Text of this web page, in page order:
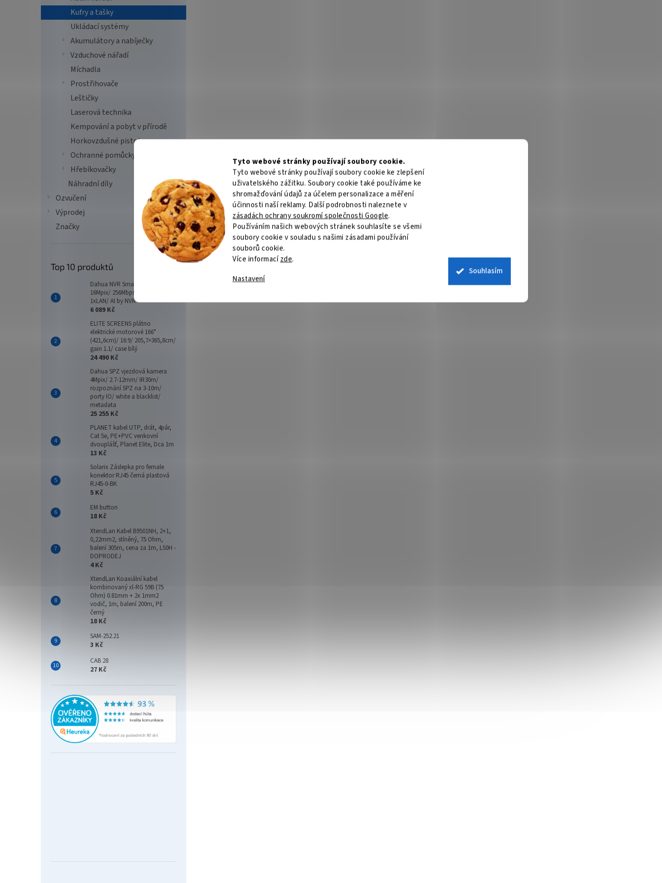
Tyto webové stránky používají soubory cookie.
Tyto webové stránky používají soubory cookie ke zlepšení
uživatelského zážitku. Soubory cookie také používáme ke
shromažďování údajů za účelem personalizace a měření
účinnosti naší reklamy. Další podrobnosti naleznete v
zásadách ochrany soukromí společnosti Google.
Používáním našich webových stránek souhlasíte se všemi
soubory cookie v souladu s našimi zásadami používání
souborů cookie.
Více informacízde.
Nastavení
Souhlasím
Kufry a tašky
Ukládací systémy
Akumulátory a nabíječky
Vzduchové nářadí
Míchadla
Prostřihovače
Leštičky
Laserová technika
Kempování a pobyt v přírodě
Horkovzdušné pistole
Ochranné pomůcky
Hřebíkovačky
Náhradní díly
Ozvučení
Výprodej
Značky
Top 10 produktů
Dahua NVR Smart 16xIP/
16Mpix/ 256Mbps/ 2xHDD/
1xLAN/ AI by NVR
6 089 Kč
ELITE SCREENS plátno
elektrické motorové 166"
(421,6cm)/ 16:9/ 205,7×365,8cm/
gain 1.1/ case bílý
24 490 Kč
Dahua SPZ vjezdová kamera
4Mpix/ 2.7-12mm/ IR30m/
rozpoznání SPZ na 3-10m/
porty IO/ white a blacklist/
metadata
25 255 Kč
PLANET kabel UTP, drát, 4pár,
Cat 5e, PE+PVC venkovní
dvouplášť, Planet Elite, Dca 1m
13 Kč
Solarix Záslepka pro female
konektor RJ45 černá plastová
RJ45-0-BK
5 Kč
EM button
18 Kč
XtendLan Kabel B9501NH, 2+1,
0,22mm2, stíněný, 75 Ohm,
balení 305m, cena za 1m, LS0H -
DOPRODEJ
4 Kč
XtendLan Koaxiální kabel
kombinovaný xl-RG 59B (75
Ohm) 0.81mm + 2x 1mm2
vodič, 1m, balení 200m, PE
černý
18 Kč
SAM-252.21
3 Kč
CAB 28
27 Kč